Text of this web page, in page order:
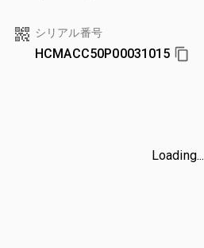
シリアル番号
HCMACC50P00031015
Loading...